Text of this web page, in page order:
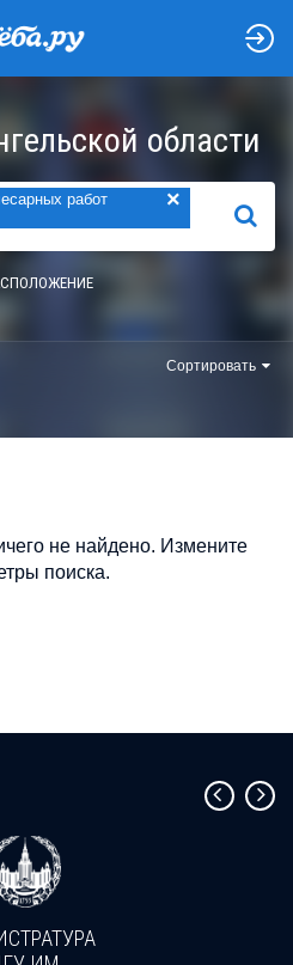
области
работ
×
НАЙТИ
Сортировать
не найдено. Измените
поиска.